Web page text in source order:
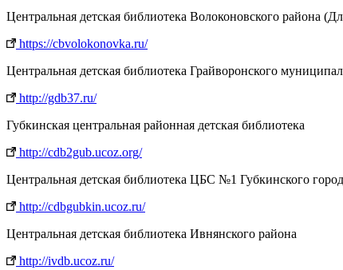
Центральная детская библиотека Волоконовского района
https://cbvolokonovka.ru/
Центральная детская библиотека Грайворонского
http://gdb37.ru/
Губкинская центральная районная детская библиотека
http://cdb2gub.ucoz.org/
Центральная детская библиотека ЦБС №1 Губкинского
http://cdbgubkin.ucoz.ru/
Центральная детская библиотека Ивнянского района
http://ivdb.ucoz.ru/